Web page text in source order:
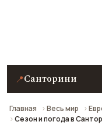
📍Санторини
Главная Весь мир
Сезон и погода в